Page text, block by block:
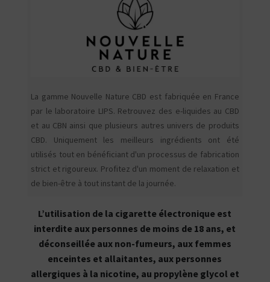
La gamme Nouvelle Nature CBD est fabriquée en France
par le laboratoire LIPS. Retrouvez des e-liquides au CBD
et au CBN ainsi que plusieurs autres univers de produits
CBD. Uniquement les meilleurs ingrédients ont été
utilisés tout en bénéficiant d'un processus de fabrication
strict et rigoureux. Profitez d'un moment de relaxation et
de bien-être à tout instant de la journée.
L’utilisation de la cigarette électronique est
interdite aux personnes de moins de 18 ans, et
déconseillée aux non-fumeurs, aux femmes
enceintes et allaitantes, aux personnes
allergiques à la nicotine, au propylène glycol et